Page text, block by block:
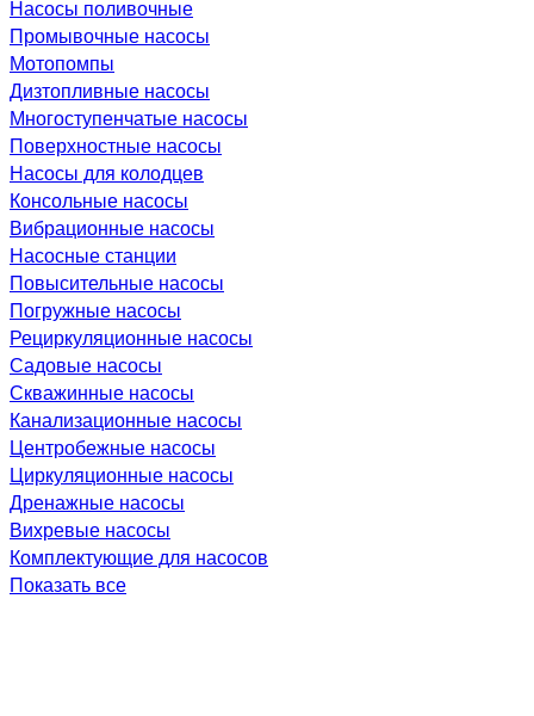
Насосы поливочные
Промывочные насосы
Мотопомпы
Дизтопливные насосы
Многоступенчатые насосы
Поверхностные насосы
Насосы для колодцев
Консольные насосы
Вибрационные насосы
Насосные станции
Повысительные насосы
Погружные насосы
Рециркуляционные насосы
Садовые насосы
Скважинные насосы
Канализационные насосы
Центробежные насосы
Циркуляционные насосы
Дренажные насосы
Вихревые насосы
Комплектующие для насосов
Показать все